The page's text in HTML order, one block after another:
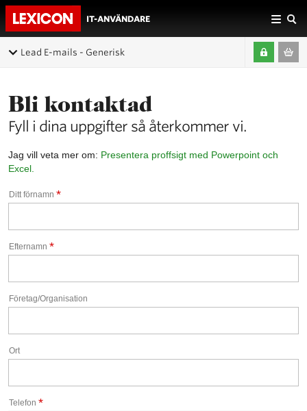
IT-ANVÄNDARE
Lead E-mails - Generisk
Bli kontaktad
Fyll i dina uppgifter så återkommer vi.
Jag vill veta mer om: Presentera proffsigt med Powerpoint och
Excel.
Ditt förnamn *
Efternamn *
Företag/Organisation
Ort
Telefon *